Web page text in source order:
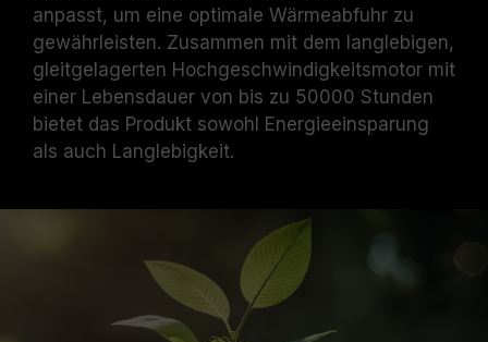
anpasst, um eine optimale Wärmeabfuhr zu
gewährleisten. Zusammen mit dem langlebigen,
gleitgelagerten Hochgeschwindigkeitsmotor mit
einer Lebensdauer von bis zu 50000 Stunden
bietet das Produkt sowohl Energieeinsparung
als auch Langlebigkeit.